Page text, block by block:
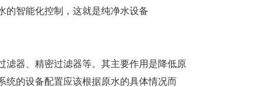
智能化控制，这就是纯净水设备
器、精密过滤器等。其主要作用是降低原
统的设备配置应该根据原水的具体情况而